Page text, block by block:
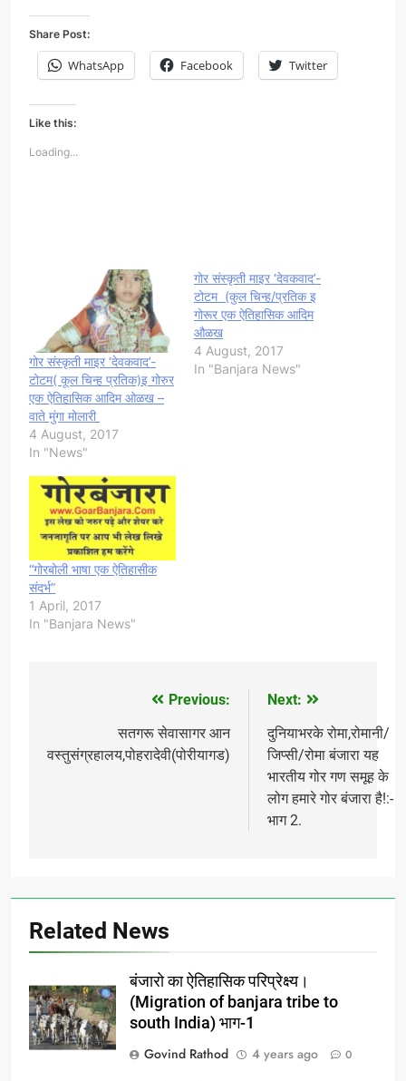
Share Post:
WhatsApp Facebook Twitter
Like this:
Loading...
गोर संस्कृती माइर ‘देवकवाद’-
टोटम( कूल चिन्ह प्रतिक)इ गोरुर
एक ऐतिहासिक आदिम ओळख –
वाते मुंगा मोलारी
4 August, 2017
In "News"
गोर संस्कृती माइर ‘देवकवाद’-
टोटम (कुल चिन्ह/प्रतिक इ
गोरूर एक ऐतिहासिक आदिम
औळख
4 August, 2017
In "Banjara News"
“गोरबोली भाषा एक ऐतिहासीक
संदर्भ”
1 April, 2017
In "Banjara News"
navigation
Previous:
सतगरू सेवासागर आन
वस्तुसंग्रहालय,पोहरादेवी(पोरीयागड)
Next:
दुनियाभरके रोमा,रोमानी/
जिप्सी/रोमा बंजारा यह
भारतीय गोर गण समूह के
लोग हमारे गोर बंजारा है!:-
भाग 2.
Related News
बंजारो का ऐतिहासिक परिप्रेक्ष्य।
(Migration of banjara tribe to
south India) भाग-1
Govind Rathod
4 years ago 0